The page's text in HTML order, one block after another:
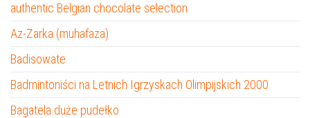
authentic Belgian chocolate selection
Az-Zarka (muhafaza)
Badisowate
Badmintoniści na Letnich Igrzyskach Olimpijskich 2000
Bagatela duże pudełko